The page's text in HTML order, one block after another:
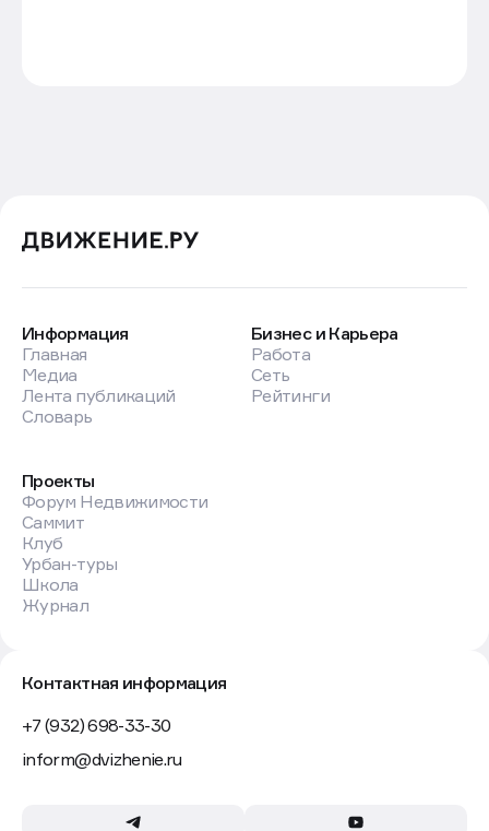
Информация
Главная
Медиа
Лента публикаций
Словарь
Бизнес и Карьера
Работа
Сеть
Рейтинги
Проекты
Форум Недвижимости
Саммит
Клуб
Урбан-туры
Школа
Журнал
Контактная информация
+7 (932) 698-33-30
inform@dvizhenie.ru